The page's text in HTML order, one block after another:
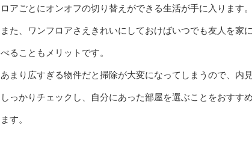
ロアごとにオンオフの切り替えができる生活が手に入ります。
また、ワンフロアさえきれいにしておけばいつでも友人を家
べることもメリットです。
あまり広すぎる物件だと掃除が大変になってしまうので、内
しっかりチェックし、自分にあった部屋を選ぶことをおすす
ます。